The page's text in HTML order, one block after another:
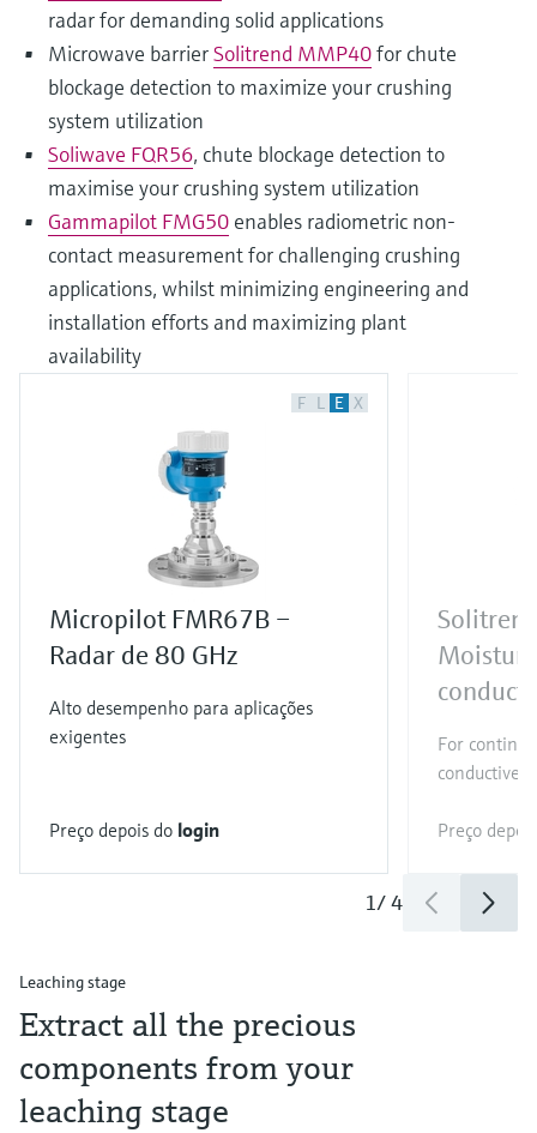
radar for demanding solid applications
Microwave barrierSolitrend MMP40for chute
blockage detection to maximize your crushing
system utilization
Soliwave FQR56, chute blockage detection to
maximise your crushing system utilization
Gammapilot FMG50 enables radiometric non-
contact measurement for challenging crushing
applications, whilst minimizing engineering and
installation efforts and maximizing plant
availability
F L E X
Micropilot FMR67B –
Radar de 80 GHz
Alto desempenho para aplicações
exigentes
Preço depois do login
For
conductive
Preço
1/4
Leaching stage
Extract all the precious
components from your
leaching stage